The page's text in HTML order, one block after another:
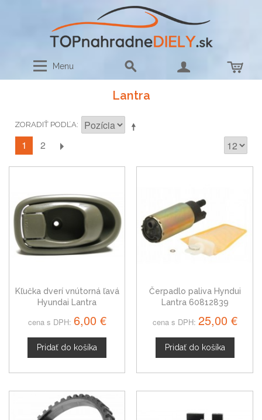
Menu
Lantra
ZORADIŤ PODĽA
1 2
Kľučka dverí vnútorná ľavá
Hyundai Lantra
cena s DPH: 6,00 €
Pridať do košíka
Čerpadlo paliva Hyndui
Lantra 60812839
cena s DPH: 25,00 €
Pridať do košíka